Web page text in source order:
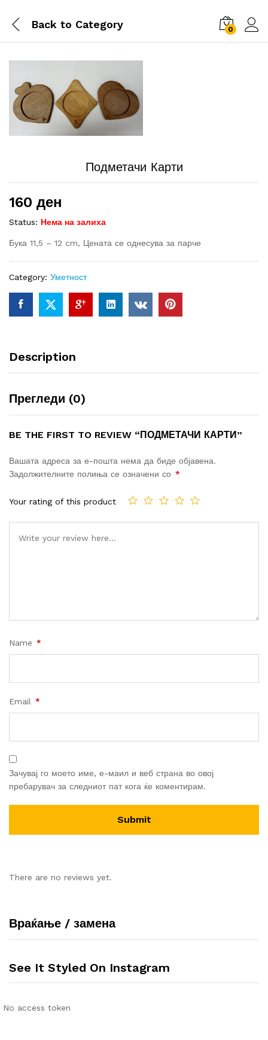
Back to Category 0
Подметачи Карти
160 ден
Status: Нема на залиха
Бука 11,5 – 12 cm, Цената се однесува за парче
Category: Уметност
Description
Прегледи (0)
BE THE FIRST TO REVIEW “ПОДМЕТАЧИ КАРТИ”
Вашата адреса за е-пошта нема да биде објавена.
Задолжителните полиња се означени со *
Your rating of this product
Name *
Email *
Зачувај го моето име, е-маил и веб страна во овој
пребарувач за следниот пат кога ќе коментирам.
There are no reviews yet.
Враќање / замена
See It Styled On Instagram
No access token